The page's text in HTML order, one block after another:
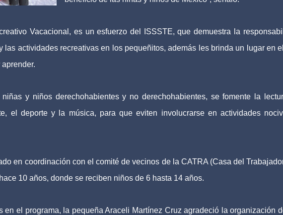
Vacacional, es un esfuerzo del ISSSTE, que demuestra la
las actividades recreativas en los pequeñitos, además les brinda un lugar en
niñas y niños derechohabientes y no derechohabientes, se fomente la
el deporte y la música, para que eviten involucrarse en actividades
en coordinación con el comité de vecinos de la CATRA (Casa del
10 años, donde se reciben niños de 6 hasta 14 años.
en el programa, la pequeña Araceli Martínez Cruz agradeció la organización